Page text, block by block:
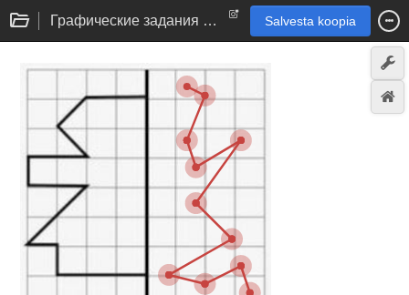
Графические задания на симметрию Salvesta koopia